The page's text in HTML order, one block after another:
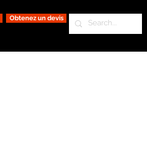
Obtenez un devis